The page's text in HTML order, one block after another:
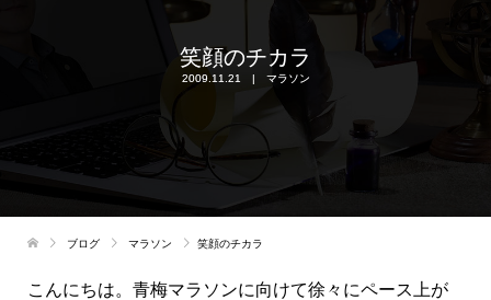
笑顔のチカラ
2009.11.21 マラソン
ブログ マラソン 笑顔のチカラ
こんにちは。青梅マラソンに向けて徐々にペース上が